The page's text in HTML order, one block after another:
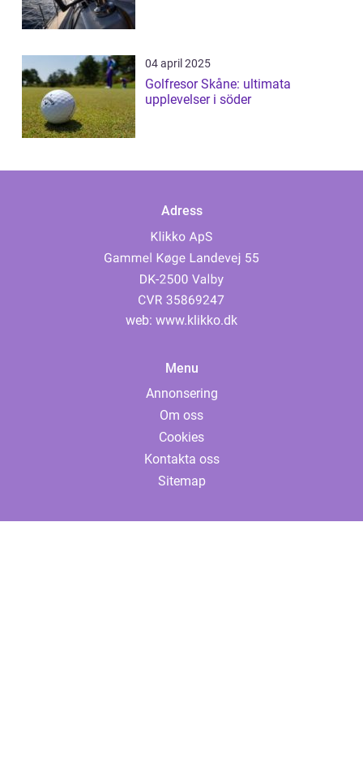
04 april 2025
Golfresor Skåne: ultimata
upplevelser i söder
Adress
web: www.klikko.dk
Menu
Annonsering
Om oss
Cookies
Kontakta oss
Sitemap